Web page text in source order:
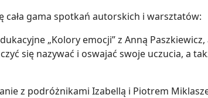
gama spotkań autorskich i warsztatów:
„Kolory emocji” z Anną
się nazywać i oswajać swoje uczucia, a
z podróżnikami Izabellą i Piotrem